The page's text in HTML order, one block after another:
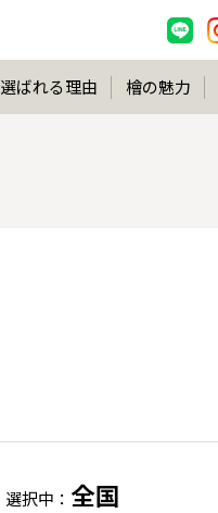
選ばれる理由 檜の魅力
選択中： 全国